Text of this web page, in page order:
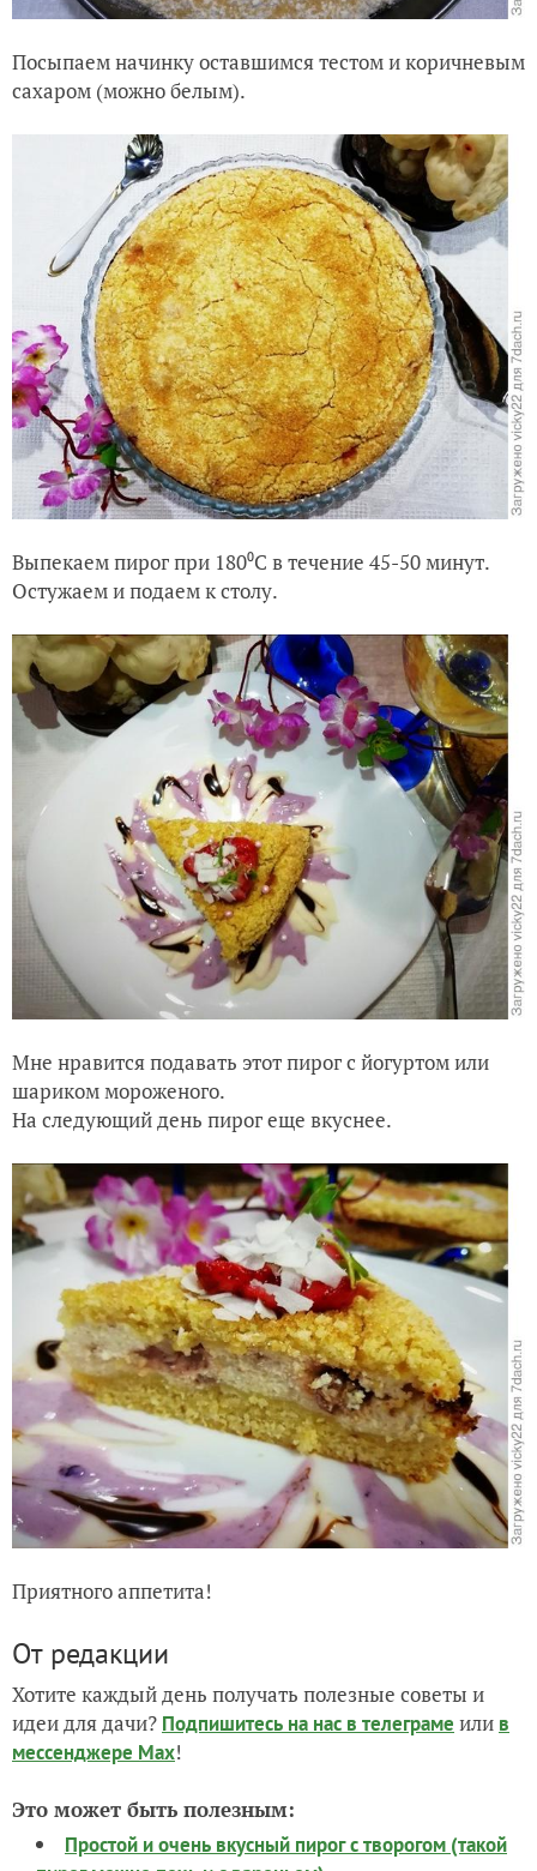
Посыпаем начинку оставшимся тестом и коричневым
сахаром (можно белым).
Выпекаем пирог при 180⁰С в течение 45-50 минут.
Остужаем и подаем к столу.
Мне нравится подавать этот пирог с йогуртом или
шариком мороженого.
На следующий день пирог еще вкуснее.
Приятного аппетита!
От редакции
Хотите каждый день получать полезные советы и
идеи для дачи? Подпишитесь на нас в телеграме или в
мессенджере Max!
Это может быть полезным:
Простой и очень вкусный пирог с творогом (такой